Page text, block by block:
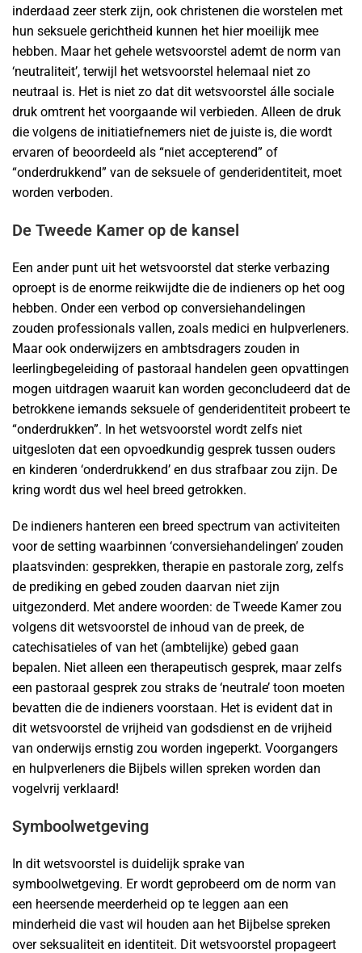
inderdaad zeer sterk zijn, ook christenen die worstelen met
hun seksuele gerichtheid kunnen het hier moeilijk mee
hebben. Maar het gehele wetsvoorstel ademt de norm van
‘neutraliteit’, terwijl het wetsvoorstel helemaal niet zo
neutraal is. Het is niet zo dat dit wetsvoorstel álle sociale
druk omtrent het voorgaande wil verbieden. Alleen de druk
die volgens de initiatiefnemers niet de juiste is, die wordt
ervaren of beoordeeld als “niet accepterend” of
“onderdrukkend” van de seksuele of genderidentiteit, moet
worden verboden.
De Tweede Kamer op de kansel
Een ander punt uit het wetsvoorstel dat sterke verbazing
oproept is de enorme reikwijdte die de indieners op het oog
hebben. Onder een verbod op conversiehandelingen
zouden professionals vallen, zoals medici en hulpverleners.
Maar ook onderwijzers en ambtsdragers zouden in
leerlingbegeleiding of pastoraal handelen geen opvattingen
mogen uitdragen waaruit kan worden geconcludeerd dat de
betrokkene iemands seksuele of genderidentiteit probeert te
“onderdrukken”. In het wetsvoorstel wordt zelfs niet
uitgesloten dat een opvoedkundig gesprek tussen ouders
en kinderen ‘onderdrukkend’ en dus strafbaar zou zijn. De
kring wordt dus wel heel breed getrokken.
De indieners hanteren een breed spectrum van activiteiten
voor de setting waarbinnen ‘conversiehandelingen’ zouden
plaatsvinden: gesprekken, therapie en pastorale zorg, zelfs
de prediking en gebed zouden daarvan niet zijn
uitgezonderd. Met andere woorden: de Tweede Kamer zou
volgens dit wetsvoorstel de inhoud van de preek, de
catechisatieles of van het (ambtelijke) gebed gaan
bepalen. Niet alleen een therapeutisch gesprek, maar zelfs
een pastoraal gesprek zou straks de ‘neutrale’ toon moeten
bevatten die de indieners voorstaan. Het is evident dat in
dit wetsvoorstel de vrijheid van godsdienst en de vrijheid
van onderwijs ernstig zou worden ingeperkt. Voorgangers
en hulpverleners die Bijbels willen spreken worden dan
vogelvrij verklaard!
Symboolwetgeving
In dit wetsvoorstel is duidelijk sprake van
symboolwetgeving. Er wordt geprobeerd om de norm van
een heersende meerderheid op te leggen aan een
minderheid die vast wil houden aan het Bijbelse spreken
over seksualiteit en identiteit. Dit wetsvoorstel propageert